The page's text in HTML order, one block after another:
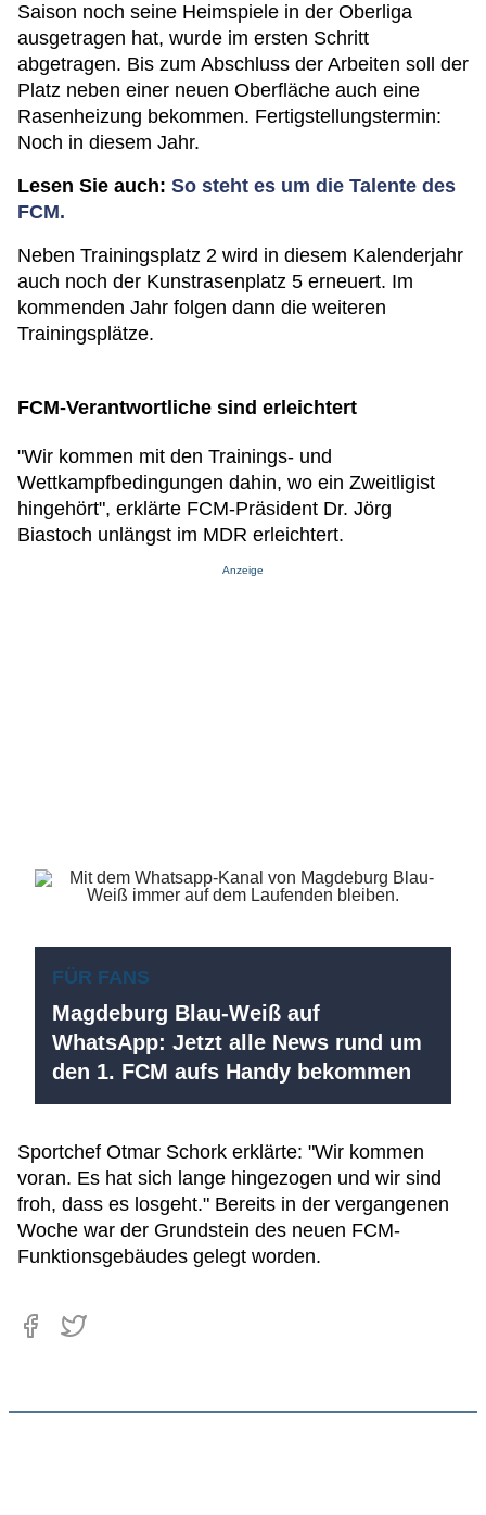
Saison noch seine Heimspiele in der Oberliga
ausgetragen hat, wurde im ersten Schritt
abgetragen. Bis zum Abschluss der Arbeiten soll der
Platz neben einer neuen Oberfläche auch eine
Rasenheizung bekommen. Fertigstellungstermin:
Noch in diesem Jahr.
Lesen Sie auch: So steht es um die Talente des
FCM.
Neben Trainingsplatz 2 wird in diesem Kalenderjahr
auch noch der Kunstrasenplatz 5 erneuert. Im
kommenden Jahr folgen dann die weiteren
Trainingsplätze.
FCM-Verantwortliche sind erleichtert
"Wir kommen mit den Trainings- und
Wettkampfbedingungen dahin, wo ein Zweitligist
hingehört", erklärte FCM-Präsident Dr. Jörg
Biastoch unlängst im MDR erleichtert.
Anzeige
FÜR FANS
Magdeburg Blau-Weiß auf
WhatsApp: Jetzt alle News rund um
den 1. FCM aufs Handy bekommen
Sportchef Otmar Schork erklärte: "Wir kommen
voran. Es hat sich lange hingezogen und wir sind
froh, dass es losgeht." Bereits in der vergangenen
Woche war der Grundstein des neuen FCM-
Funktionsgebäudes gelegt worden.